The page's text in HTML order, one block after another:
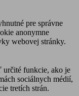
pre správne
anonymne
webovej stránky.
určité funkcie, ako je
sociálnych médií,
tretích strán.